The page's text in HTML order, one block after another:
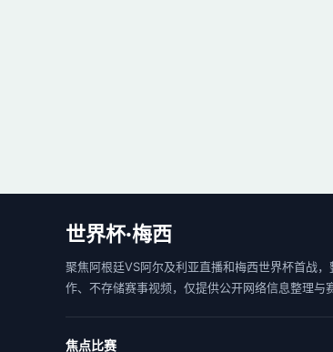
世界杯·梅西
聚焦阿根廷VS阿尔及利亚直播和梅西世界杯首战
作、不存储赛事视频，仅提供公开网络信息整理与
焦点比赛